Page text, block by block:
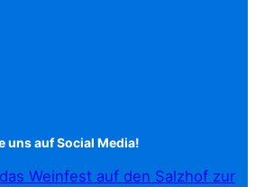
uns auf Social Media!
Weinfest auf den Salzhof zur